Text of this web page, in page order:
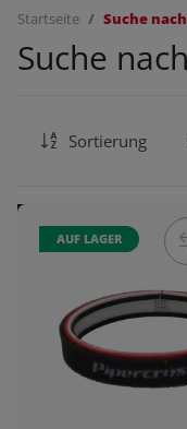
Startseite Suche
Suche
Sortierung
AUF LAGER